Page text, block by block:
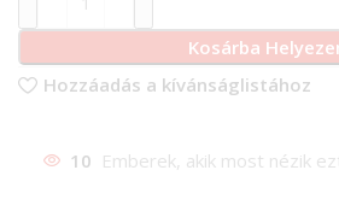
Kosárba
Hozzáadás a kívánságlistához
10 Emberek, akik most nézik